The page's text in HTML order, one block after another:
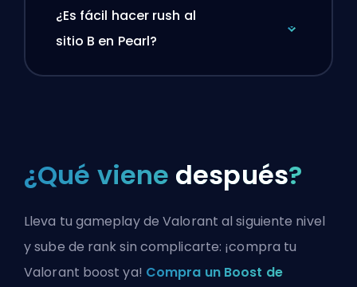
¿Es fácil hacer rush al
sitio B en Pearl?
¿Qué viene después?
Lleva tu gameplay de Valorant al siguiente nivel
y sube de rank sin complicarte: ¡compra tu
Valorant boost ya! Compra un Boost de